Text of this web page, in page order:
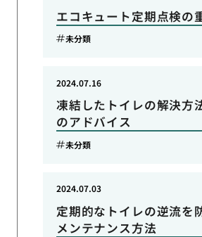
エコキュート定期点検の
未分類
凍結したトイレの解決方
のアドバイス
2024.07.16
未分類
定期的なトイレの逆流を
メンテナンス方法
2024.07.03